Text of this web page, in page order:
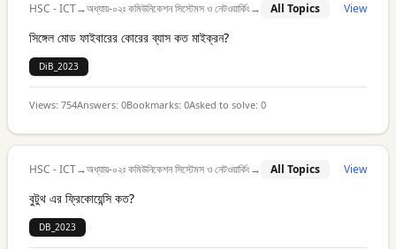
HSC - ICT→অধ্যায়-০২ঃ কমিউনিকেশন সিস্টেমস ও নেটওয়ার্কিং→ All Topics View
সিঙ্গেল মোড ফাইবারের কোরের ব্যাস কত মাইক্রন?
DiB_2023
Views: 754Answers: 0Bookmarks: 0Asked to solve: 0
HSC - ICT→অধ্যায়-০২ঃ কমিউনিকেশন সিস্টেমস ও নেটওয়ার্কিং→ All Topics View
বুটুথ এর ফ্রিকোয়েন্সি কত?
DB_2023